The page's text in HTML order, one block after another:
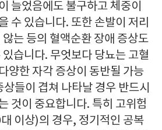
늘었음에도 불구하고 체중이
수 있습니다. 또한 손발이 저리
는 등의 혈액순환 장애 증상도
습니다. 무엇보다 당뇨는 고혈
양한 자각 증상이 동반될 가능
들이 겹쳐 나타날 경우 반드시
것이 중요합니다. 특히 고위험
이상)의 경우, 정기적인 공복